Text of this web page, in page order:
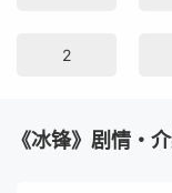
2
《冰锋》剧情・